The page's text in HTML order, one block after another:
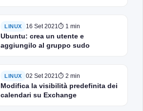
LINUX 16 Set 2021⏱ 1 min
Ubuntu: crea un utente e
aggiungilo al gruppo sudo
LINUX 02 Set 2021⏱ 2 min
Modifica la visibilità predefinita dei
calendari su Exchange